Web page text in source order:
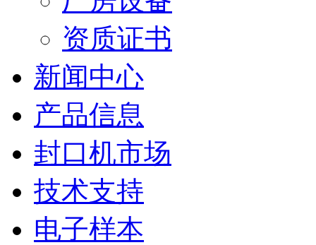
资质证书
新闻中心
产品信息
封口机市场
技术支持
电子样本